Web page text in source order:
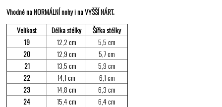
Vhodné na NORMÁLNÍ nohyi na VYŠŠÍ NÁRT.
Velikost
Délka stélky
Šířka stélky
19
12,2 cm
5,5 cm
20
12,9 cm
5,7 cm
21
13,5 cm
5,9 cm
22
14,1 cm
6,1 cm
23
14,8 cm
6,3 cm
24
15,4 cm
6,4 cm